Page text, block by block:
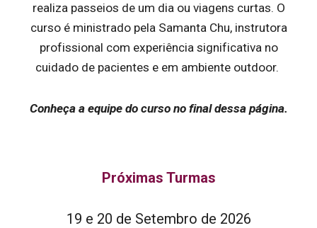
realiza passeios de um dia ou viagens curtas. O
curso é ministrado pela Samanta Chu, instrutora
profissional com experiência significativa no
cuidado de pacientes e em ambiente outdoor.
Conheça a equipe do curso no final dessa página.
Próximas Turmas
19 e 20 de Setembro de 2026